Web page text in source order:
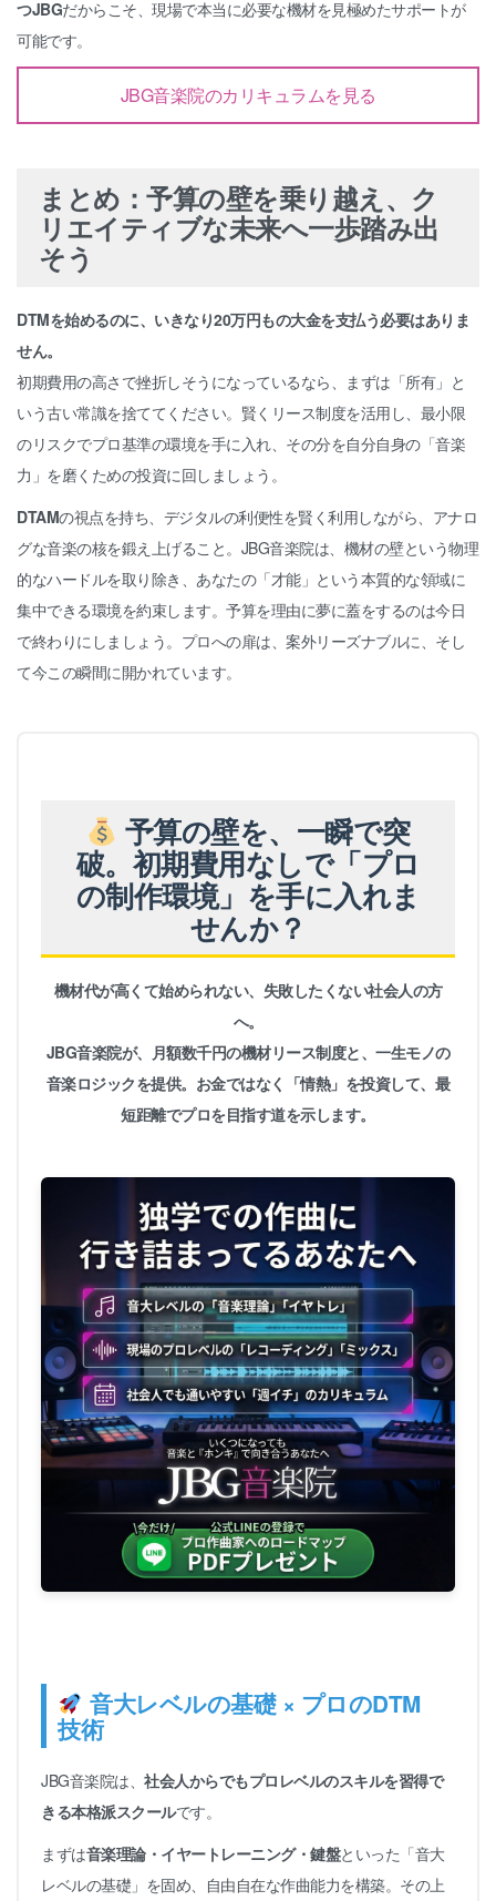
つJBGだからこそ、現場で本当に必要な機材を見極めたサポートが
可能です。
JBG音楽院のカリキュラムを見る
まとめ：予算の壁を乗り越え、ク
リエイティブな未来へ一歩踏み出
そう
DTMを始めるのに、いきなり20万円もの大金を支払う必要はありま
せん。
初期費用の高さで挫折しそうになっているなら、まずは「所有」と
いう古い常識を捨ててください。賢くリース制度を活用し、最小限
のリスクでプロ基準の環境を手に入れ、その分を自分自身の「音楽
力」を磨くための投資に回しましょう。
DTAMの視点を持ち、デジタルの利便性を賢く利用しながら、アナロ
グな音楽の核を鍛え上げること。JBG音楽院は、機材の壁という物理
的なハードルを取り除き、あなたの「才能」という本質的な領域に
集中できる環境を約束します。予算を理由に夢に蓋をするのは今日
で終わりにしましょう。プロへの扉は、案外リーズナブルに、そし
て今この瞬間に開かれています。
予算の壁を、一瞬で突
破。初期費用なしで「プロ
の制作環境」を手に入れま
せんか？
機材代が高くて始められない、失敗したくない社会人の方
へ。
JBG音楽院が、月額数千円の機材リース制度と、一生モノの
音楽ロジックを提供。お金ではなく「情熱」を投資して、最
短距離でプロを目指す道を示します。
音大レベルの基礎 × プロのDTM
技術
JBG音楽院は、 社会人からでもプロレベルのスキルを習得で
きる本格派スクールです。
まずは音楽理論・イヤートレーニング・鍵盤といった「音大
レベルの基礎」を固め、自由自在な作曲能力を構築。その上